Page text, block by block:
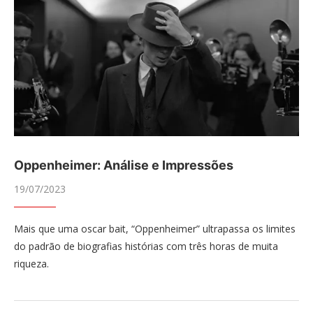
Oppenheimer: Análise e Impressões
19/07/2023
Mais que uma oscar bait, “Oppenheimer” ultrapassa os limites
do padrão de biografias histórias com três horas de muita
riqueza.